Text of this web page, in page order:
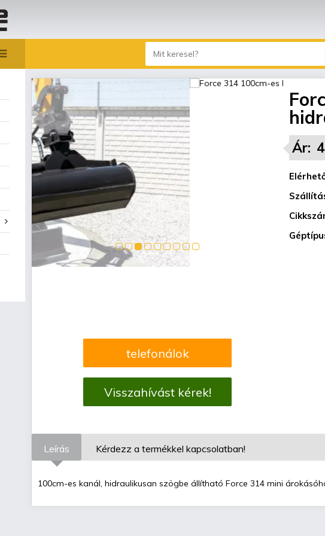
telefonálok
Visszahívást kérek!
Ár:
Leírás Kérdezz a termékkel kapcsolatban!
100cm-es kanál, hidraulikusan szögbe állítható Force 314 mini